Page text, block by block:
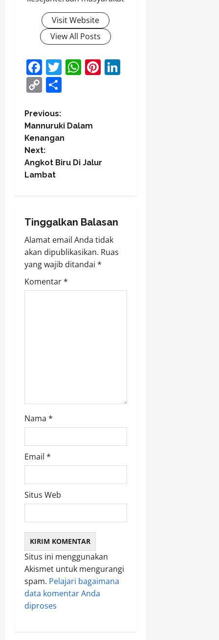
Visit Website
View All Posts
Facebook
Twitter
WhatsApp
Pinterest
Copy
P
o
s
t
a
v
i
g
Previous:
Mannuruki Dalam
Kenangan
Next:
Angkot Biru Di Jalur
Lambat
Tinggalkan Balasan
Alamat email Anda tidak
akan dipublikasikan. Ruas
yang wajib ditandai *
Komentar*
Nama *
Email *
Situs Web
Situs ini menggunakan
Akismet untuk mengurangi
spam. Pelajari bagaimana
data komentar Anda
diproses